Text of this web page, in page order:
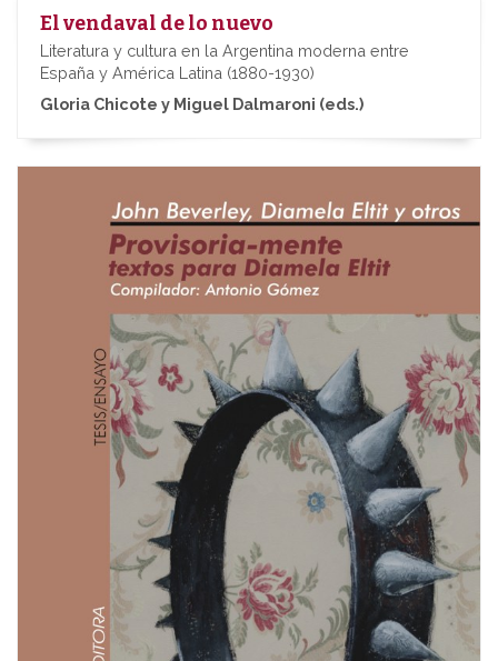
El vendaval de lo nuevo
Literatura y cultura en la Argentina moderna entre
España y América Latina (1880-1930)
Gloria Chicote y Miguel Dalmaroni (eds.)